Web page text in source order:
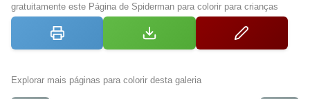
gratuitamente este Página de Spiderman para colorir para crianças
Explorar mais páginas para colorir desta galeria